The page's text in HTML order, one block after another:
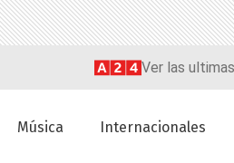
Ver las
Música Internacionales